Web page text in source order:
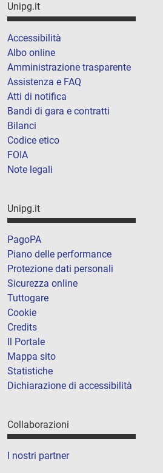
Unipg.it
Accessibilità
Albo online
Amministrazione trasparente
Assistenza e FAQ
Atti di notifica
Bandi di gara e contratti
Bilanci
Codice etico
FOIA
Note legali
Unipg.it
PagoPA
Piano delle performance
Protezione dati personali
Sicurezza online
Tuttogare
Cookie
Credits
Il Portale
Mappa sito
Statistiche
Dichiarazione di accessibilità
Collaborazioni
I nostri partner